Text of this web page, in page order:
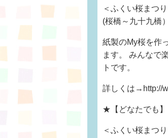
＜ふくい桜まつ
(桜橋～九十九橋）
紙製のMy桜を作
ます。 みんなで
トです。
詳しくは→http://
★【どなたでも】
＜ふくい桜まつ